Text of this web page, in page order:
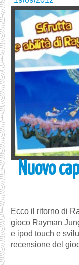
Nuovo
Ecco il ritorno di
gioco Rayman
e ipod touch e
recensione del